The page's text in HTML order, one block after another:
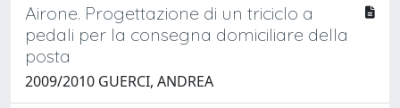
Airone. Progettazione di un triciclo a
pedali per la consegna domiciliare della
posta
2009/2010 GUERCI, ANDREA